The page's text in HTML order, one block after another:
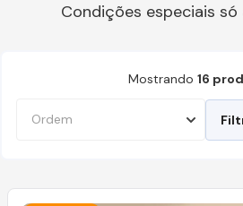
Condições especiais
Mostrando 16